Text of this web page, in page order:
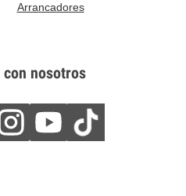
Arrancadores
con nosotros